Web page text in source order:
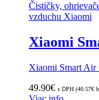
Čističky,
vzduchu Xiaomi
Xiaomi
Xiaomi Smart Air
49.90€ s DPH (40.57€